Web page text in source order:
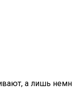
а лишь